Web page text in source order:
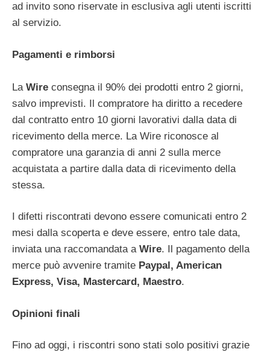
ad invito sono riservate in esclusiva agli utenti iscritti
al servizio.
Pagamenti e rimborsi
La Wire consegna il 90% dei prodotti entro 2 giorni,
salvo imprevisti. Il compratore ha diritto a recedere
dal contratto entro 10 giorni lavorativi dalla data di
ricevimento della merce. La Wire riconosce al
compratore una garanzia di anni 2 sulla merce
acquistata a partire dalla data di ricevimento della
stessa.
I difetti riscontrati devono essere comunicati entro 2
mesi dalla scoperta e deve essere, entro tale data,
inviata una raccomandata a Wire. Il pagamento della
merce può avvenire tramite Paypal, American
Express, Visa, Mastercard, Maestro.
Opinioni finali
Fino ad oggi, i riscontri sono stati solo positivi grazie